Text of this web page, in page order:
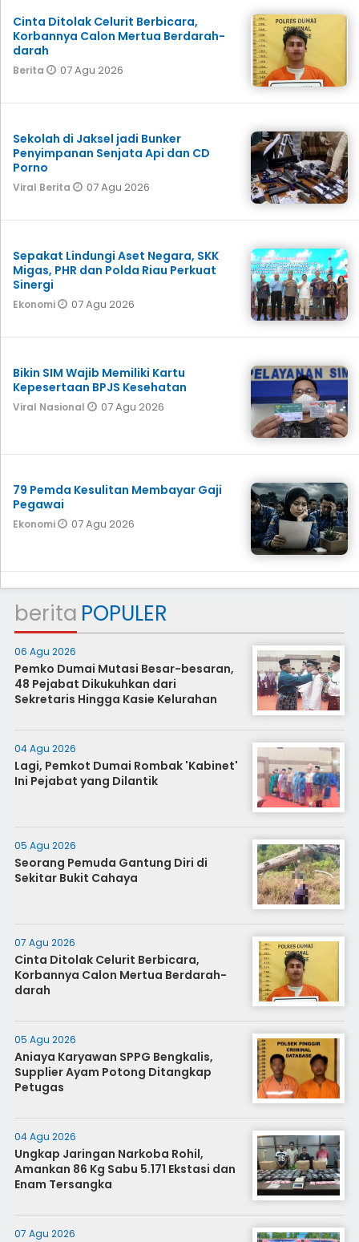
Cinta Ditolak Celurit Berbicara,
Korbannya Calon Mertua Berdarah-
darah
Berita 07 Agu 2026
Sekolah di Jaksel jadi Bunker
Penyimpanan Senjata Api dan CD
Porno
Viral Berita 07 Agu 2026
Sepakat Lindungi Aset Negara, SKK
Migas, PHR dan Polda Riau Perkuat
Sinergi
Ekonomi 07 Agu 2026
Bikin SIM Wajib Memiliki Kartu
Kepesertaan BPJS Kesehatan
Viral Nasional 07 Agu 2026
79 Pemda Kesulitan Membayar Gaji
Pegawai
Ekonomi 07 Agu 2026
berita POPULER
06 Agu 2026
Pemko Dumai Mutasi Besar-besaran,
48 Pejabat Dikukuhkan dari
Sekretaris Hingga Kasie Kelurahan
04 Agu 2026
Lagi, Pemkot Dumai Rombak 'Kabinet'
Ini Pejabat yang Dilantik
05 Agu 2026
Seorang Pemuda Gantung Diri di
Sekitar Bukit Cahaya
07 Agu 2026
Cinta Ditolak Celurit Berbicara,
Korbannya Calon Mertua Berdarah-
darah
05 Agu 2026
Aniaya Karyawan SPPG Bengkalis,
Supplier Ayam Potong Ditangkap
Petugas
04 Agu 2026
Ungkap Jaringan Narkoba Rohil,
Amankan 86 Kg Sabu 5.171 Ekstasi dan
Enam Tersangka
07 Agu 2026